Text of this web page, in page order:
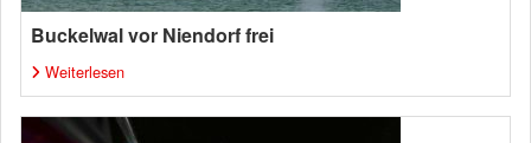
Buckelwal vor Niendorf frei
Weiterlesen